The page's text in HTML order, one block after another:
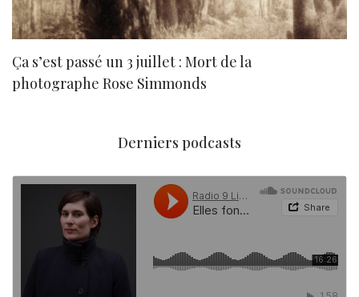
Ça s’est passé un 3 juillet : Mort de la
photographe Rose Simmonds
Derniers podcasts